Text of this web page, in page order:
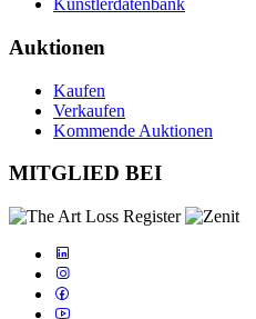
Künstlerdatenbank
Auktionen
Kaufen
Verkaufen
Kommende Auktionen
MITGLIED BEI